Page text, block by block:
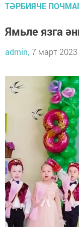
ТӘРБИЯЧЕ
Ямьле язга
admin, 7 март 2023